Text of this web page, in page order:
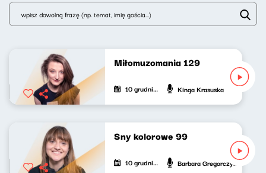
Miłomuzomania 129
10 grudnia 2022 Kinga Krasuska
Sny kolorowe 99
10 grudnia 2022 Barbara Gregorczyk